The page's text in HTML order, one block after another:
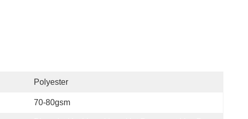
Polyester
70-80gsm